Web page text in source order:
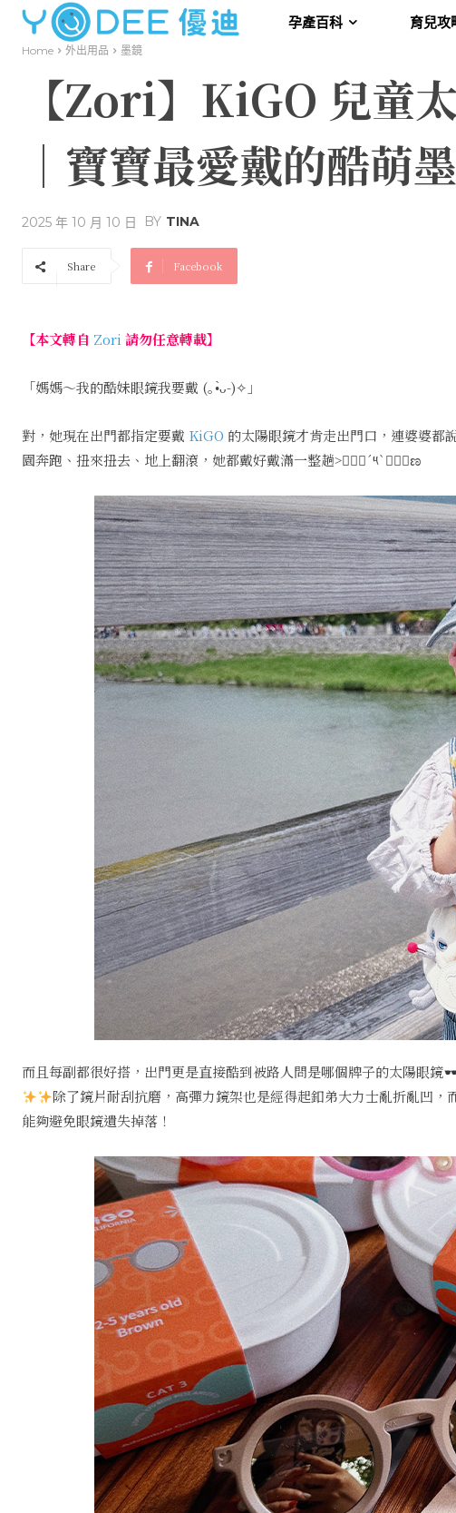
孕產百科 育兒攻
Home 外出用品 墨鏡
【Zori】KiGO 兒童
｜寶寶最愛戴的酷萌
2025 年 10 月 10 日 BY TINA
Share Facebook
【本文轉自 Zori 請勿任意轉載】
「媽媽～我的酷妹眼鏡我要戴 (｡•̀ᴗ-)✧」
對，她現在出門都指定要戴 KiGO 的太陽眼鏡才肯走出門口，連婆婆都
園奔跑、扭來扭去、地上翻滾，她都戴好戴滿一整趟˃๑⃙⃘´༥`๑⃙⃘ಣ
而且每副都很好搭，出門更是直接酷到被路人問是哪個牌子的太陽眼鏡
除了鏡片耐刮抗磨，高彈力鏡架也是經得起釦弟大力士亂折亂凹
能夠避免眼鏡遺失掉落！